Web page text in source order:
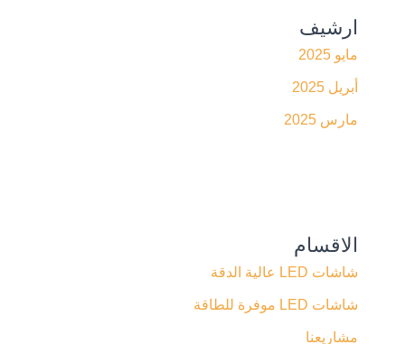
ارشيف
مايو 2025
أبريل 2025
مارس 2025
الاقسام
شاشات LED عالية الدقة
شاشات LED موفرة للطاقة
مشاريعنا